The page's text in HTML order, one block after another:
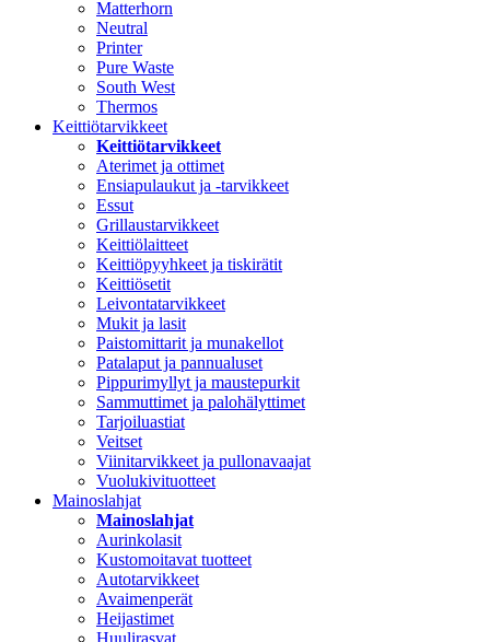
Matterhorn
Neutral
Printer
Pure Waste
South West
Thermos
Keittiötarvikkeet
Keittiötarvikkeet
Aterimet ja ottimet
Ensiapulaukut ja -tarvikkeet
Essut
Grillaustarvikkeet
Keittiölaitteet
Keittiöpyyhkeet ja tiskirätit
Keittiösetit
Leivontatarvikkeet
Mukit ja lasit
Paistomittarit ja munakellot
Patalaput ja pannualuset
Pippurimyllyt ja maustepurkit
Sammuttimet ja palohälyttimet
Tarjoiluastiat
Veitset
Viinitarvikkeet ja pullonavaajat
Vuolukivituotteet
Mainoslahjat
Mainoslahjat
Aurinkolasit
Kustomoitavat tuotteet
Autotarvikkeet
Avaimenperät
Heijastimet
Huulirasvat